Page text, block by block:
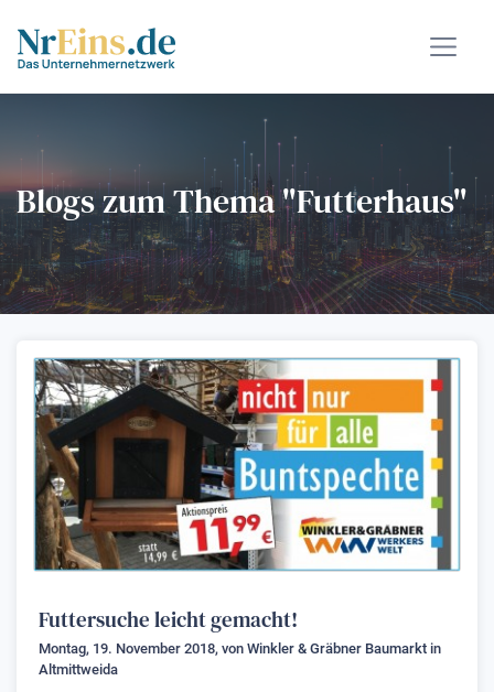
Blogs zum Thema "Futterhaus"
Futtersuche leicht gemacht!
Montag, 19. November 2018, von Winkler & Gräbner Baumarkt in
Altmittweida